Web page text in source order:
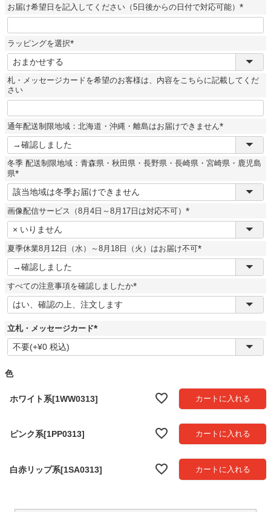
お届け希望日を記入してください（5日後からの日付で対応可能）
(
ラッピングを選択
(
須
)
札・メッセージカードを希望のお客様は、内容をこちらに記載してくだ
さい
通年配送制限地域：北海道・沖縄・離島はお届けできません
(
須
)
冬季 配送制限地域：青森県・秋田県・長野県・長崎県・宮崎県・鹿児島
県
(
必
須
)
画像配信サービス（8月4日～8月17日は対応不可）
(
須
)
夏季休業8月12日（水）～8月18日（火）はお届け不可
(
須
すべての注意事項を確認しましたか
(
須
立札・メッセージカード
(
須
色
ホワイト系[1WW0313] カートに入れる
ピンク系[1PP0313] カートに入れる
白赤リップ系[1SA0313] カートに入れる